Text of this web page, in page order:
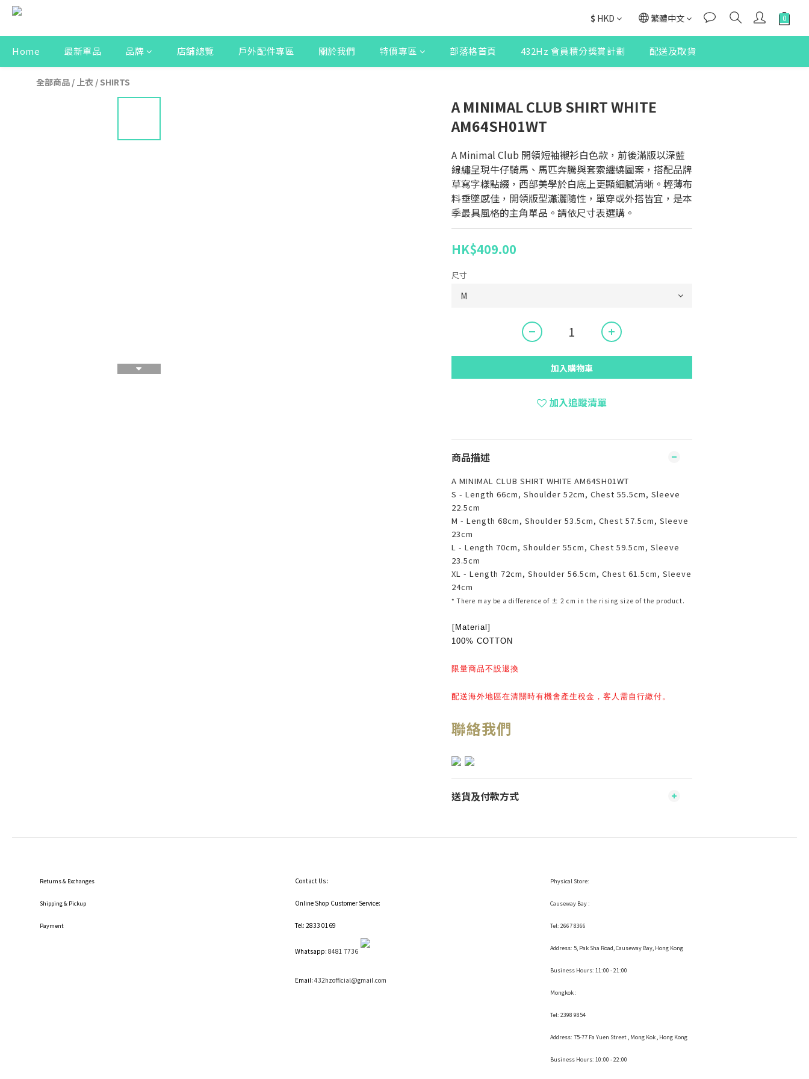
$ HKD 繁體中文
Home 最新單品 品牌 店舖總覽 戶外配件專區 關於我們 特價專區 部落格首頁 432Hz 會員積分獎賞計劃 配送及取貨
全部商品 / 上衣 / SHIRTS
A MINIMAL CLUB SHIRT WHITE
AM64SH01WT
A Minimal Club 開領短袖襯衫白色款，前後滿版以深藍
線繡呈現牛仔騎馬、馬匹奔騰與套索纏繞圖案，搭配品牌
草寫字樣點綴，西部美學於白底上更顯細膩清晰。輕薄布
料垂墜感佳，開領版型瀟灑隨性，單穿或外搭皆宜，是本
季最具風格的主角單品。請依尺寸表選購。
HK$409.00
尺寸
加入購物車
加入追蹤清單
商品描述
A MINIMAL CLUB SHIRT WHITE AM64SH01WT
S - Length 66cm, Shoulder 52cm, Chest 55.5cm, Sleeve
22.5cm
M - Length 68cm, Shoulder 53.5cm, Chest 57.5cm, Sleeve
23cm
L - Length 70cm, Shoulder 55cm, Chest 59.5cm, Sleeve
23.5cm
XL - Length 72cm, Shoulder 56.5cm, Chest 61.5cm, Sleeve
24cm
* There may be a difference of ± 2 cm in the rising size of the product.
[ Material ]
100% COTTON
限量商品不設退換
配送海外地區在清關時有機會產生稅金，客人需自行繳付。
聯絡我們
送貨及付款方式
Returns & Exchanges
Shipping& Pickup
Payment
Contact Us :
Online Shop Customer Service:
Tel: 2833 0169
Whatsapp: 8481 7736
Email: 432hzofficial@gmail.com
Physical Store:
Causeway Bay :
Tel: 2667 8366
Address: 5, Pak Sha Road, Causeway Bay, Hong Kong
Business Hours: 11:00 - 21:00
Mongkok :
Tel: 2398 9854
Address: 75-77 Fa Yuen Street , Mong Kok, Hong Kong
Business Hours: 10:00 - 22:00